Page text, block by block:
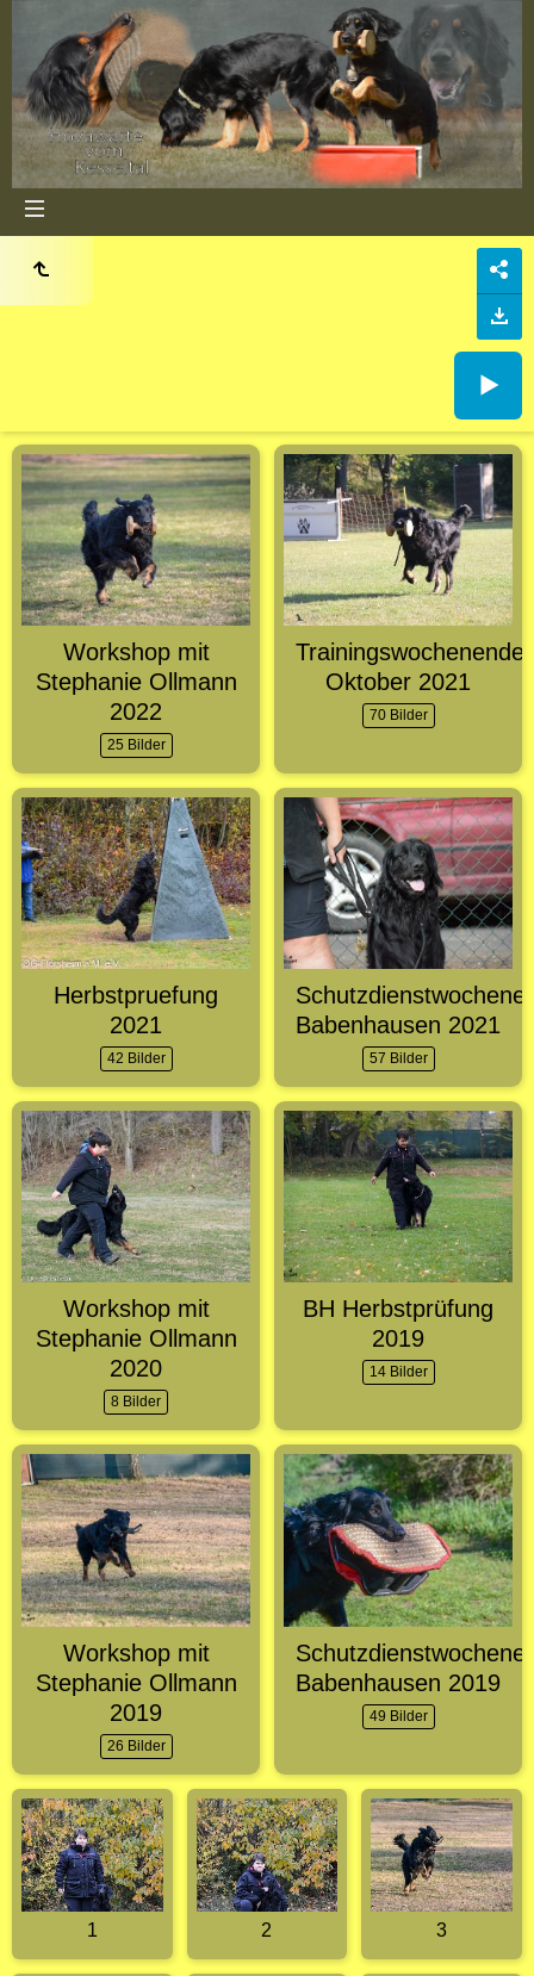
Workshop mit
Stephanie Ollmann
2022
25 Bilder
Trainingswochenende
Oktober 2021
70 Bilder
Herbstpruefung
2021
42 Bilder
Babenhausen 2021
57 Bilder
Workshop mit
Stephanie Ollmann
2020
8 Bilder
BH Herbstprüfung
2019
14 Bilder
Workshop mit
Stephanie Ollmann
2019
26 Bilder
Babenhausen 2019
49 Bilder
1 2 3